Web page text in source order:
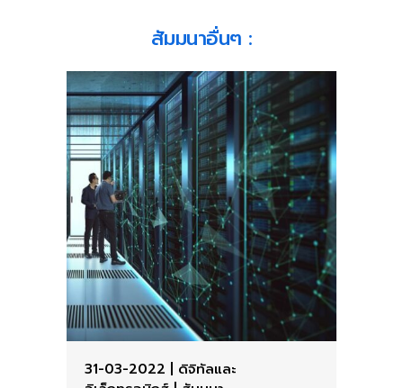
สัมมนาอื่นๆ ​:
31-03-2022
ดิจิทัลและ